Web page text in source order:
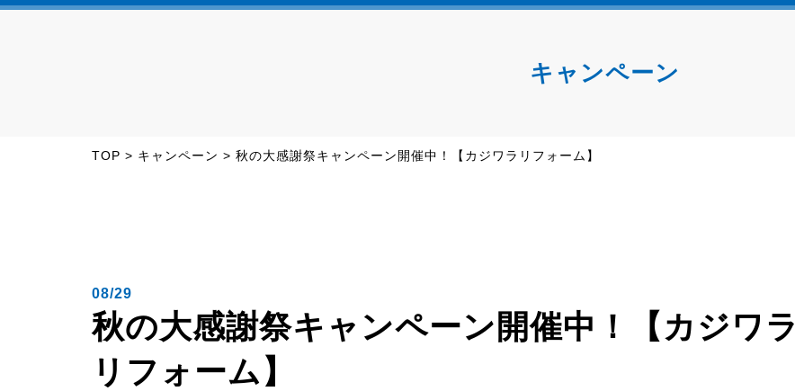
キャンペーン
TOP > キャンペーン > 秋の大感謝祭キャンペーン開催中！【カジワラリフォーム】
08/29
秋の大感謝祭キャンペーン開催中！【カジワラ
リフォーム】